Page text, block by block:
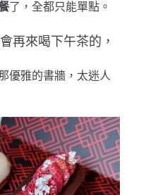
了，全都只能單點。
再來喝下午茶的，
優雅的書牆，太迷人